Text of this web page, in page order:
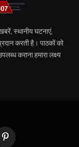
स्थानीय घटनाएं,
करती है। पाठकों को
कराना हमारा लक्ष्य
Pinterest